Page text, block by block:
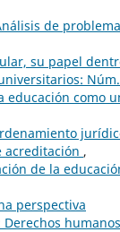
de
su papel
educación como
acreditación ,
de la
perspectiva